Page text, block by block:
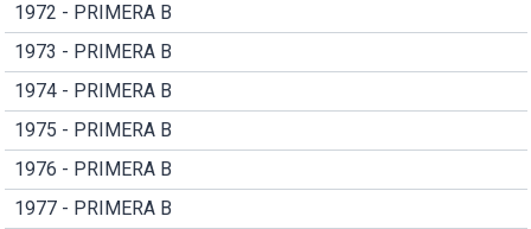
1972 - PRIMERA B
1973 - PRIMERA B
1974 - PRIMERA B
1975 - PRIMERA B
1976 - PRIMERA B
1977 - PRIMERA B